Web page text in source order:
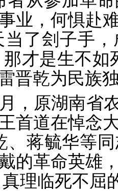
业，何惧赴
当了刽子手
才是生不如
晋乾为民族
月，原湖南省
首道在悼念
、蒋毓华等
的革命英雄
理临死不屈